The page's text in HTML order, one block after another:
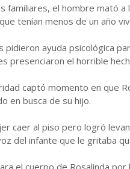
familiares, el hombre mató a
tenían menos de un año
ayuda psicológica
presenciaron el horrible
captó momento en que
en busca de su hijo.
caer al piso pero logró
del infante que le gritaba
el cuerpo de Rosalinda